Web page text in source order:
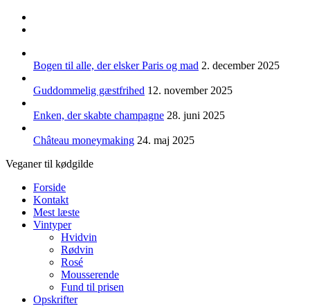
Bogen til alle, der elsker Paris og mad 2. december 2025
Guddommelig gæstfrihed 12. november 2025
Enken, der skabte champagne 28. juni 2025
Château moneymaking 24. maj 2025
Veganer til kødgilde
Forside
Kontakt
Mest læste
Vintyper
Hvidvin
Rødvin
Rosé
Mousserende
Fund til prisen
Opskrifter